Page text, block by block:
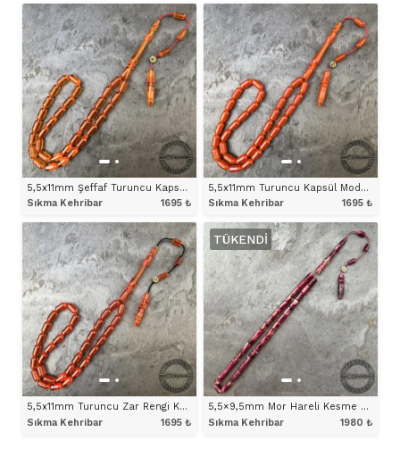
5,5x11mm Şeffaf Turuncu Kapsül Model Sıkma Kehribar Tesbih
Sıkma Kehribar
1695 ₺
ÜRÜNÜ İNCELE
5,5x11mm Turuncu Kapsül Model Sıkma Kehribar Tesbih
Sıkma Kehribar
1695₺
ÜRÜNÜ İNCELE
5,5x11mm Turuncu Zar Rengi Kapsül Model Sıkma Kehribar Tesbih
Sıkma Kehribar
1695 ₺
TÜKENDI
5,5×9,5mm Mor Hareli Kesme Model Tesbih
Sıkma Kehribar
1980₺